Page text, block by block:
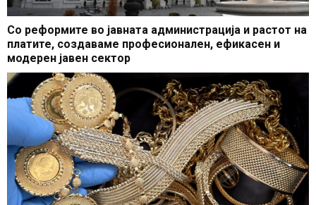
Со реформите во јавната администрација и растот на
платите, создаваме професионален, ефикасен и
модерен јавен сектор